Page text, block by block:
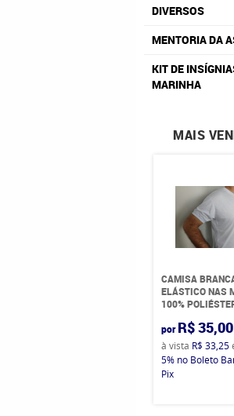
DIVERSOS
MENTORIA DA
KIT DE
MARINHA
MAIS
CAMISA
ELÁSTICO NAS
100%
por R$ 35,00
à vista R$ 33,25
5% no Boleto
Pix